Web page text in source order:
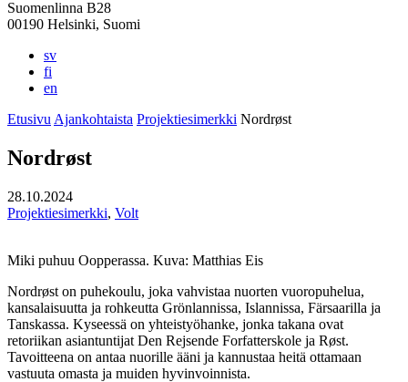
Suomenlinna B28
00190 Helsinki, Suomi
sv
fi
en
Etusivu Ajankohtaista Projektiesimerkki Nordrøst
Nordrøst
28.10.2024
Projektiesimerkki, Volt
Miki puhuu Oopperassa. Kuva: Matthias Eis
Nordrøst on puhekoulu, joka vahvistaa nuorten vuoropuhelua,
kansalaisuutta ja rohkeutta Grönlannissa, Islannissa, Färsaarilla ja
Tanskassa. Kyseessä on yhteistyöhanke, jonka takana ovat
retoriikan asiantuntijat Den Rejsende Forfatterskole ja Røst.
Tavoitteena on antaa nuorille ääni ja kannustaa heitä ottamaan
vastuuta omasta ja muiden hyvinvoinnista.